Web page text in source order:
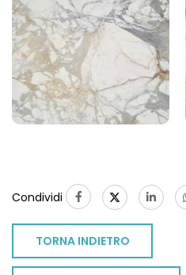
Condividi
TORNA INDIETRO